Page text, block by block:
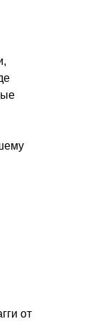
от